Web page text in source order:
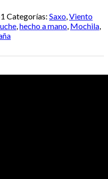
Categorías: Saxo,Viento
,hecho a mano, Mochila,